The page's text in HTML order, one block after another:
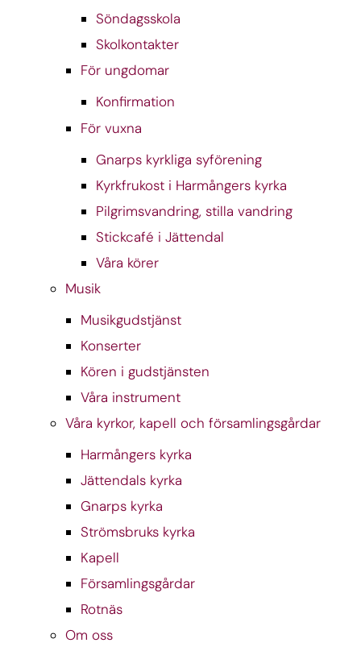
Söndagsskola
Skolkontakter
För ungdomar
Konfirmation
För vuxna
Gnarps kyrkliga syförening
Kyrkfrukost i Harmångers kyrka
Pilgrimsvandring, stilla vandring
Stickcafé i Jättendal
Våra körer
Musik
Musikgudstjänst
Konserter
Kören i gudstjänsten
Våra instrument
Våra kyrkor, kapell och församlingsgårdar
Harmångers kyrka
Jättendals kyrka
Gnarps kyrka
Strömsbruks kyrka
Kapell
Församlingsgårdar
Rotnäs
Om oss